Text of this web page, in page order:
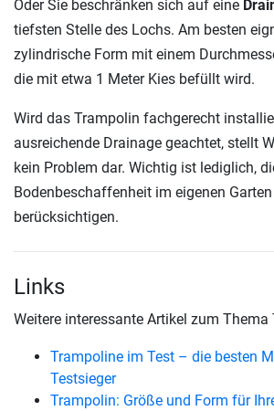
Oder Sie beschränken sich auf eine
tiefsten Stelle des Lochs. Am besten
zylindrische Form mit einem
die mit etwa 1 Meter Kies befüllt wird.
Wird das Trampolin fachgerecht
ausreichende Drainage geachtet, stellt
kein Problem dar. Wichtig ist lediglich,
Bodenbeschaffenheit im eigenen
berücksichtigen.
Links
Weitere interessante Artikel zum Thema
Trampoline im Test – die besten
Testsieger
Trampolin: Größe und Form für